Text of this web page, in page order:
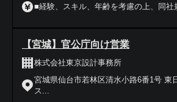
■経験、スキル、年齢を考慮の上、同社
【宮城】官公庁向け営業
株式会社東京設計事務所
宮城県仙台市若林区清水小路6番1号 東
ス...